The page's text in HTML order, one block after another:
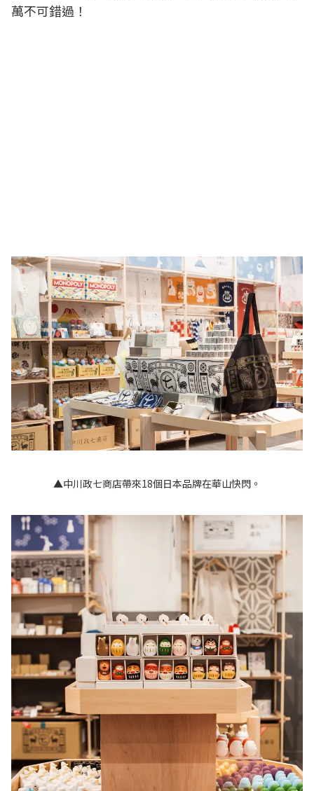
萬不可錯過！
▲中川政七商店帶來18個日本品牌在華山快閃。